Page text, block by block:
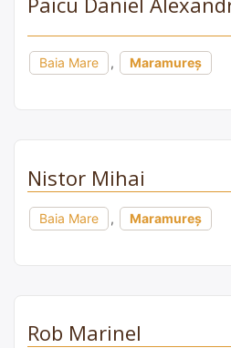
Baia Mare , Maramureș
Nistor Mihai
Baia Mare , Maramureș
Rob Marinel